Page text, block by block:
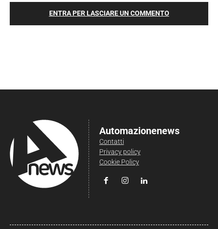
ENTRA PER LASCIARE UN COMMENTO
Automazionenews
Contatti
Privacy policy
Cookie Policy